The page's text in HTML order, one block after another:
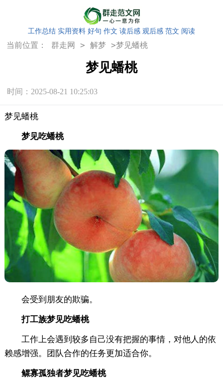
工作总结 实用资料 好句 作文 读后感 观后感 范文 阅读
当前位置： 群走网 > 解梦 >梦见蟠桃
梦见蟠桃
时间：2025-08-21 10:25:03
梦见蟠桃
梦见吃蟠桃
会受到朋友的欺骗。
打工族梦见吃蟠桃
工作上会遇到较多自己没有把握的事情，对他人的依
赖感增强。团队合作的任务更加适合你。
鳏寡孤独者梦见吃蟠桃